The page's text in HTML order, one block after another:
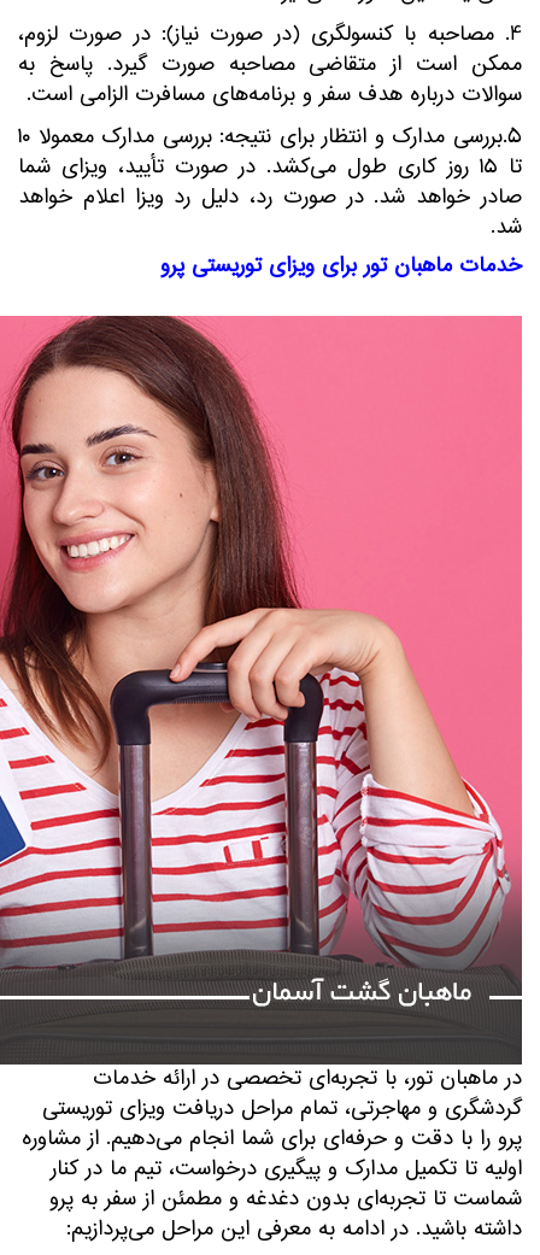
4. مصاحبه با کنسولگری (در صورت نیاز): در صورت لزوم،
ممکن است از متقاضی مصاحبه صورت گیرد. پاسخ به
سوالات درباره هدف سفر و برنامه‌های مسافرت الزامی است.
5.بررسی مدارک و انتظار برای نتیجه: بررسی مدارک معمولاً ۱۰
تا ۱۵ روز کاری طول می‌کشد. در صورت تأیید، ویزای شما
صادر خواهد شد. در صورت رد، دلیل رد ویزا اعلام خواهد
شد.
خدمات ماهبان تور برای ویزای توریستی پرو
در ماهبان تور، با تجربه‌ای تخصصی در ارائه خدمات
گردشگری و مهاجرتی، تمام مراحل دریافت ویزای توریستی
پرو را با دقت و حرفه‌ای برای شما انجام می‌دهیم. از مشاوره
اولیه تا تکمیل مدارک و پیگیری درخواست، تیم ما در کنار
شماست تا تجربه‌ای بدون دغدغه و مطمئن از سفر به پرو
داشته باشید. در ادامه به معرفی این مراحل می‌پردازیم: